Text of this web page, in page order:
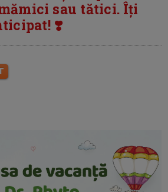
sau tătici. Îți
❣️